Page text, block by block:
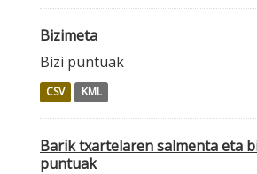
Bizimeta
Bizi puntuak
CSV KML
Barik txartelaren salmenta eta
puntuak